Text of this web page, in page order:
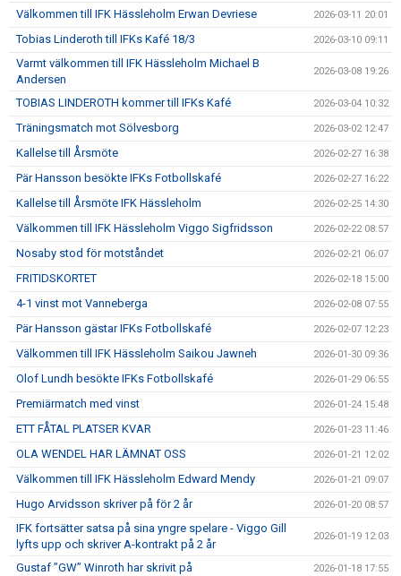
Välkommen till IFK Hässleholm Erwan Devriese 2026-03-11 20:01
Tobias Linderoth till IFKs Kafé 18/3 2026-03-10 09:11
Varmt välkommen till IFK Hässleholm Michael B
Andersen
2026-03-08 19:26
TOBIAS LINDEROTH kommer till IFKs Kafé 2026-03-04 10:32
Träningsmatch mot Sölvesborg 2026-03-02 12:47
Kallelse till Årsmöte 2026-02-27 16:38
Pär Hansson besökte IFKs Fotbollskafé 2026-02-27 16:22
Kallelse till Årsmöte IFK Hässleholm 2026-02-25 14:30
Välkommen till IFK Hässleholm Viggo Sigfridsson 2026-02-22 08:57
Nosaby stod för motståndet 2026-02-21 06:07
FRITIDSKORTET 2026-02-18 15:00
4-1 vinst mot Vanneberga 2026-02-08 07:55
Pär Hansson gästar IFKs Fotbollskafé 2026-02-07 12:23
Välkommen till IFK Hässleholm Saikou Jawneh 2026-01-30 09:36
Olof Lundh besökte IFKs Fotbollskafé 2026-01-29 06:55
Premiärmatch med vinst 2026-01-24 15:48
ETT FÅTAL PLATSER KVAR 2026-01-23 11:46
OLA WENDEL HAR LÄMNAT OSS 2026-01-21 12:02
Välkommen till IFK Hässleholm Edward Mendy 2026-01-21 09:07
Hugo Arvidsson skriver på för 2 år 2026-01-20 08:57
IFK fortsätter satsa på sina yngre spelare - Viggo Gill
lyfts upp och skriver A-kontrakt på 2 år
2026-01-19 12:03
Gustaf ”GW” Winroth har skrivit på 2026-01-18 17:55